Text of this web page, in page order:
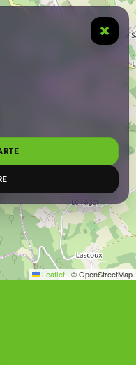
Leaflet | © OpenStreetMap
plus